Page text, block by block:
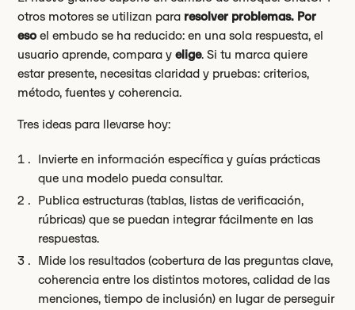
otros motores se utilizan para resolver problemas. Por
esoel embudo se ha reducido: en una sola respuesta, el
usuario aprende, compara yelige. Si tu marca quiere
estar presente, necesitas claridad y pruebas: criterios,
método, fuentes y coherencia.
Tres ideas para llevarse hoy:
Invierte en información específica y guías prácticas
que una modelo pueda consultar.
Publica estructuras (tablas, listas de verificación,
rúbricas) que se puedan integrar fácilmente en las
respuestas.
Mide los resultados (cobertura de las preguntas clave,
coherencia entre los distintos motores, calidad de las
menciones, tiempo de inclusión) en lugar de perseguir